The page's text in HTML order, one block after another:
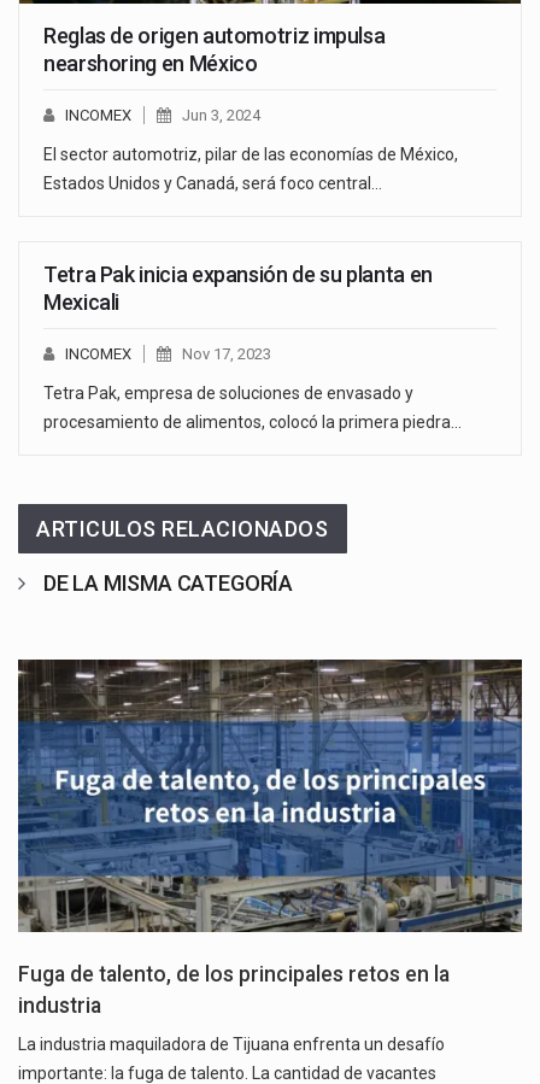
Reglas de origen automotriz impulsa
nearshoring en México
INCOMEX Jun 3, 2024
El sector automotriz, pilar de las economías de México,
Estados Unidos y Canadá, será foco central…
Tetra Pak inicia expansión de su planta en
Mexicali
INCOMEX Nov 17, 2023
Tetra Pak, empresa de soluciones de envasado y
procesamiento de alimentos, colocó la primera piedra…
ARTICULOS RELACIONADOS
DE LA MISMA CATEGORÍA
Fuga de talento, de los principales retos en la
industria
La industria maquiladora de Tijuana enfrenta un desafío
importante: la fuga de talento. La cantidad de vacantes